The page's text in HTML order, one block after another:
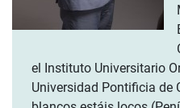
el Instituto Universitario
Universidad Pontificia de